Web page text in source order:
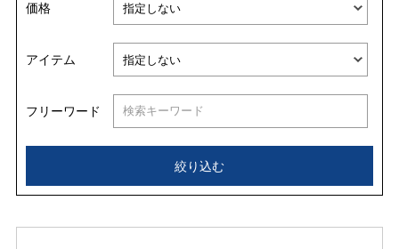
並び替える
価格
アイテム
フリーワード
絞り込む